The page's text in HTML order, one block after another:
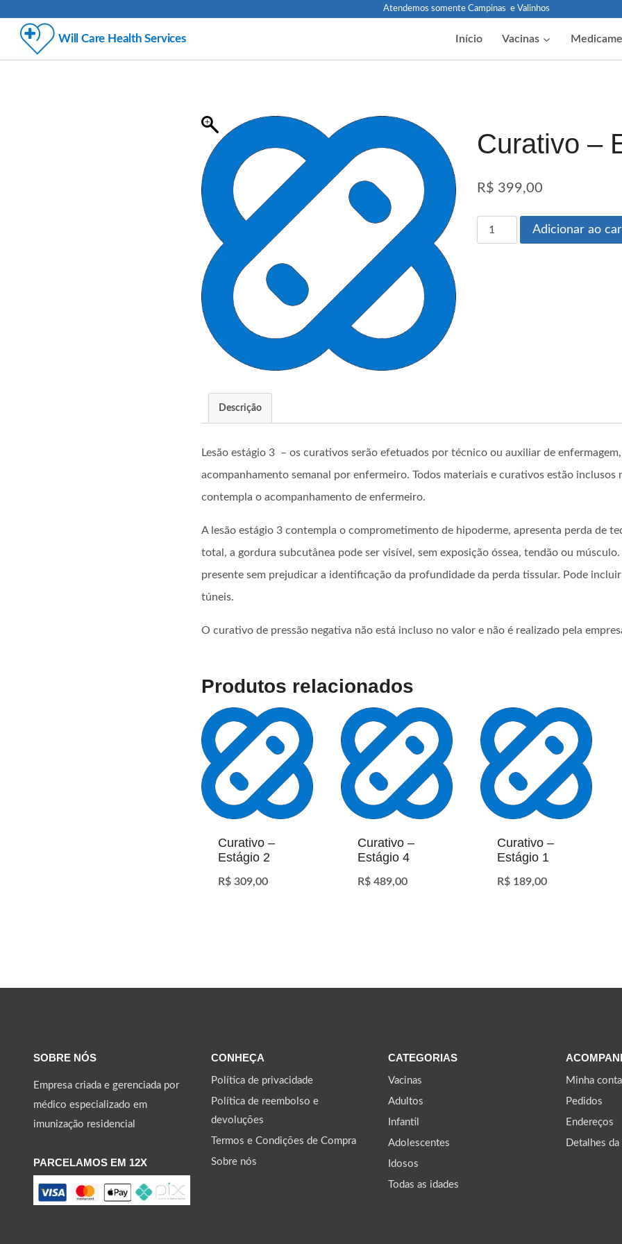
Atendemos somente Campinas e Valinhos
Will Care Health Services Início Vacinas
Curativo –
R$ 399,00
Adicionar ao
Descrição
Lesão estágio 3 – os curativos serão efetuados por técnico ou auxiliar de
acompanhamento semanal por enfermeiro. Todos materiais e curativos estão inclusos
contempla o acompanhamento de enfermeiro.
A lesão estágio 3 contempla o comprometimento de hipoderme, apresenta perda de
total, a gordura subcutânea pode ser visível, sem exposição óssea, tendão ou
presente sem prejudicar a identificação da profundidade da perda tissular. Pode
túneis.
O curativo de pressão negativa não está incluso no valor e não é realizado pela
Produtos relacionados
Curativo –
Estágio 2
R$309,00
Curativo –
Estágio 4
R$489,00
Curativo –
Estágio 1
R$ 189,00
SOBRE NÓS
Empresa criada e gerenciada por
médico especializado em
imunização residencial
PARCELAMOS EM 12X
CONHEÇA
Política de privacidade
Política de reembolso e
devoluções
Termos e Condições de Compra
Sobre nós
CATEGORIAS
Vacinas
Adultos
Infantil
Adolescentes
Idosos
Todas as idades
Minha conta
Pedidos
Endereços
Detalhes da